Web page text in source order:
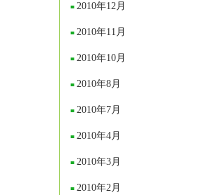
2010年12月
2010年11月
2010年10月
2010年8月
2010年7月
2010年4月
2010年3月
2010年2月